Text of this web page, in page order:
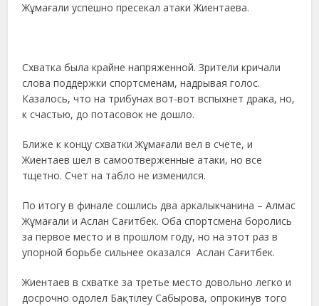
Жұмағали успешно пресекал атаки Жиентаева.
Схватка была крайне напряженной. Зрители кричали
слова поддержки спортсменам, надрывая голос.
Казалось, что на трибунах вот-вот вспыхнет драка, но,
к счастью, до потасовок не дошло.
Ближе к концу схватки Жұмағали вел в счете, и
Жиентаев шел в самоотверженные атаки, но все
тщетно. Счет на табло не изменился.
По итогу в финале сошлись два аркалыкчанина – Алмас
Жұмағали и Аслан Сағитбек. Оба спортсмена боролись
за первое место и в прошлом году, но на этот раз в
упорной борьбе сильнее оказался Аслан Сағитбек.
Жиентаев в схватке за третье место довольно легко и
досрочно одолел Бақтілеу Сабырова, опрокинув того